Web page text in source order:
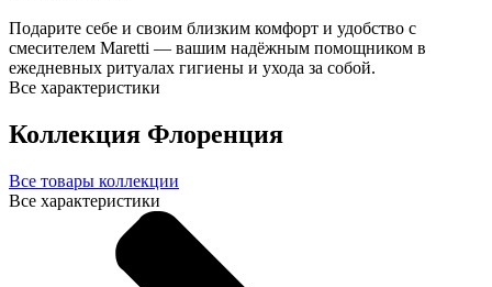
Подарите себе и своим близким комфорт и удобство с
смесителем Maretti — вашим надёжным помощником в
ежедневных ритуалах гигиены и ухода за собой.
Все характеристики
Коллекция Флоренция
Все товары коллекции
Все характеристики